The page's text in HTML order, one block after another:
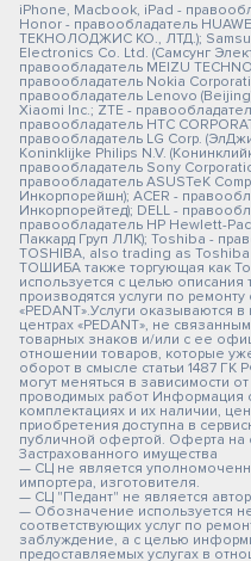
iPhone, Macbook, iPad -
Honor - правообладатель
ТЕКНОЛОДЖИС КО., ЛТД.);
Electronics Co. Ltd. (Самсунг
правообладатель MEIZU
правообладатель Nokia
правообладатель Lenovo
Xiaomi Inc.; ZTE -
правообладатель HTC
правообладатель LG Corp.
Koninklijke Philips N.V.
правообладатель Sony
правообладатель ASUSTeK
Инкорпорейшн); ACER -
Инкорпорейтед); DELL -
правообладатель HP Hewlett-
Паккард Груп ЛЛК); Toshiba -
TOSHIBA, also trading as
ТОШИБА также торгующая как
используется с целью
производятся услуги по
«PEDANT».Услуги оказываются
центрах «PEDANT», не
товарных знаков и/или с ее
отношении товаров, которые
оборот в смысле статьи 1487 ГК
могут меняться в зависимости
проводимых работ Информация
комплектациях и их наличии,
приобретения доступна в
публичной офертой. Оферта на
Застрахованного имущества
— СЦ не является
импортера, изготовителя.
— СЦ "Педант" не является
— Обозначение используется
соответствующих услуг по
заблуждение, а с целью
предоставляемых услугах в